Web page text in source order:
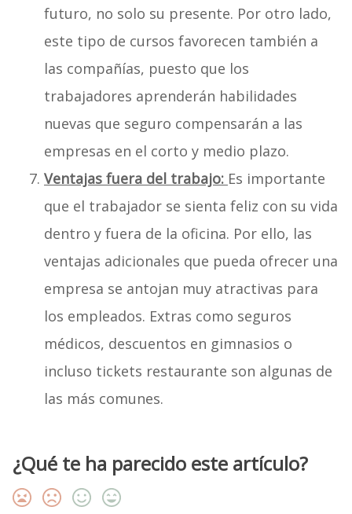
futuro, no solo su presente. Por otro lado,
este tipo de cursos favorecen también a
las compañías, puesto que los
trabajadores aprenderán habilidades
nuevas que seguro compensarán a las
empresas en el corto y medio plazo.
Ventajas fuera del trabajo: Es importante
que el trabajador se sienta feliz con su vida
dentro y fuera de la oficina. Por ello, las
ventajas adicionales que pueda ofrecer una
empresa se antojan muy atractivas para
los empleados. Extras como seguros
médicos, descuentos en gimnasios o
incluso tickets restaurante son algunas de
las más comunes.
¿Qué te ha parecido este artículo?